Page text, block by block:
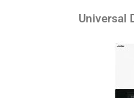
Universal